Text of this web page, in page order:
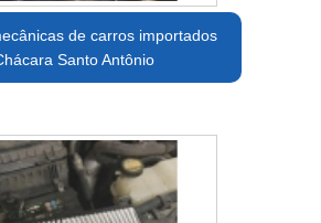
de carros importados
Santo Antônio